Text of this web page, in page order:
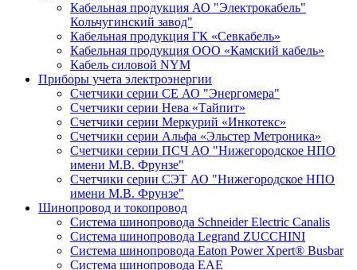
Кабельная продукция АО "Электрокабель"
Кольчугинский завод"
Кабельная продукция ГК «Севкабель»
Кабельная продукция ООО «Камский кабель»
Кабель силовой NYM
Приборы учета электроэнергии
Счетчики серии СЕ АО "Энергомера"
Счетчики серии Нева «Тайпит»
Счетчики серии Меркурий «Инкотекс»
Счетчики серии Альфа «Эльстер Метроника»
Счетчики серии ПСЧ АО "Нижегородское НПО
имени М.В. Фрунзе"
Счетчики серии СЭТ АО "Нижегородское НПО
имени М.В. Фрунзе"
Шинопровод и токопровод
Система шинопровода Schneider Electric Canalis
Система шинопровода Legrand ZUCCHINI
Система шинопровода Eaton Power Xpert® Busbar
Система шинопровода EAE